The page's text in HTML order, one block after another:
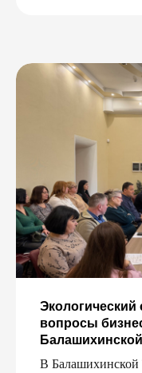
вопросы
В Балашихинской